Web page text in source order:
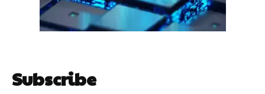
Subscribe